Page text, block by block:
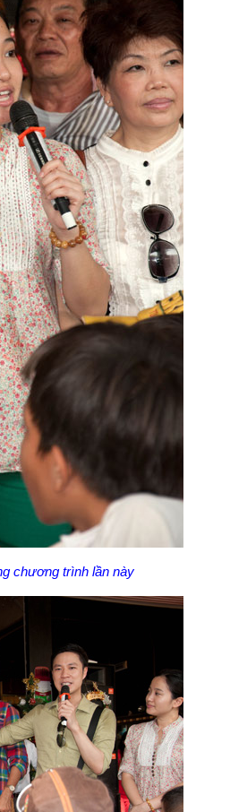
chương trình lần này